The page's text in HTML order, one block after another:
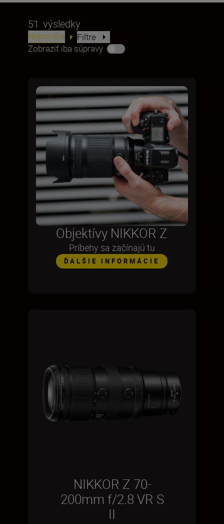
51 výsledky
Najnovšie
Filtre
Zobraziť iba súpravy
Objektívy NIKKOR Z
Príbehy sa začínajú tu
ĎALŠIE INFORMÁCIE
NIKKOR Z 70-
200mm f/2.8 VR S
II